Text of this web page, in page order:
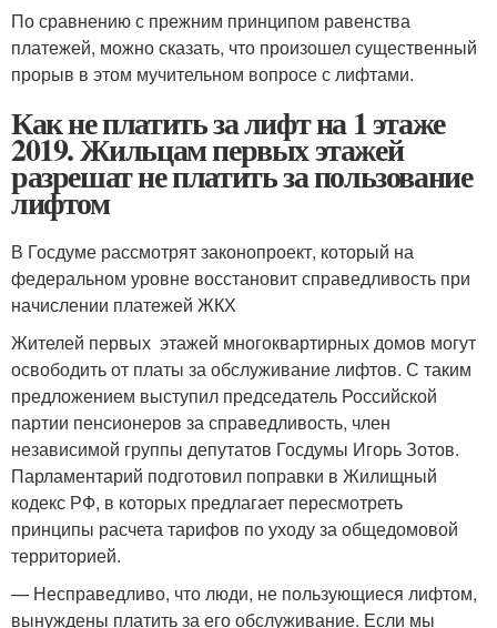
По сравнению с прежним принципом равенства
платежей, можно сказать, что произошел существенный
прорыв в этом мучительном вопросе с лифтами.
Как не платить за лифт на 1 этаже
2019. Жильцам первых этажей
разрешат не платить за пользование
лифтом
В Госдуме рассмотрят законопроект, который на
федеральном уровне восстановит справедливость при
начислении платежей ЖКХ
Жителей первых этажей многоквартирных домов могут
освободить от платы за обслуживание лифтов. С таким
предложением выступил председатель Российской
партии пенсионеров за справедливость, член
независимой группы депутатов Госдумы Игорь Зотов.
Парламентарий подготовил поправки в Жилищный
кодекс РФ, в которых предлагает пересмотреть
принципы расчета тарифов по уходу за общедомовой
территорией.
— Несправедливо, что люди, не пользующиеся лифтом,
вынуждены платить за его обслуживание. Если мы